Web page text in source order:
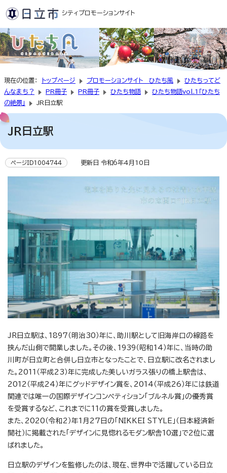
シティプロモーションサイト
現在の位置： トップページ プロモーションサイト ひたち風
ひたちってど
んなまち？
PR冊子 PR冊子 ひたち物語
ひたち物語vol.1「ひたち
の絶景」
JR日立駅
JR日立駅
ページID1004744 更新日 令和6年4月10日
JR日立駅は、1897（明治30）年に、助川駅として旧海岸口の線路を
挟んだ山側で開業しました。その後、1939（昭和14）年に、当時の助
川町が日立町と合併し日立市となったことで、日立駅に改名されまし
た。2011（平成23）年に完成した美しいガラス張りの橋上駅舎は、
2012（平成24）年にグッドデザイン賞を、2014（平成26）年には鉄道
関連では唯一の国際デザインコンペティション「ブルネル賞」の優秀賞
を受賞するなど、これまでに11の賞を受賞しました。
また、2020（令和2）年1月27日の「NIKKEI STYLE」（日本経済新
聞社）に掲載された「デザインに見惚れるモダン駅舎10選」で2位に選
ばれました。
日立駅のデザインを監修したのは、現在、世界中で活躍している日立